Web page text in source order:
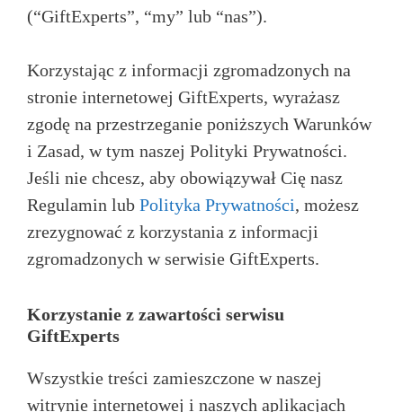
(“GiftExperts”, “my” lub “nas”).
Korzystając z informacji zgromadzonych na
stronie internetowej GiftExperts, wyrażasz
zgodę na przestrzeganie poniższych Warunków
i Zasad, w tym naszej Polityki Prywatności.
Jeśli nie chcesz, aby obowiązywał Cię nasz
Regulamin lub Polityka Prywatności, możesz
zrezygnować z korzystania z informacji
zgromadzonych w serwisie GiftExperts.
Korzystanie z zawartości serwisu
GiftExperts
Wszystkie treści zamieszczone w naszej
witrynie internetowej i naszych aplikacjach